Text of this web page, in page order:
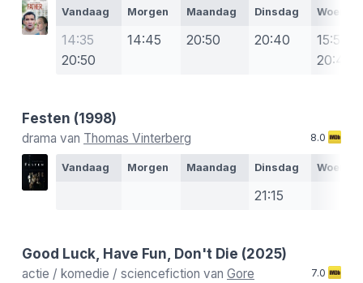
Vandaag Morgen Maandag Dinsdag
14:35
20:50
14:45 20:50 20:40
15:50
20:40
Festen (1998)
drama van Thomas Vinterberg 8.0
Vandaag Morgen Maandag Dinsdag
21:15
Good Luck, Have Fun, Don't Die (2025)
actie / komedie / sciencefiction van Gore
7.0